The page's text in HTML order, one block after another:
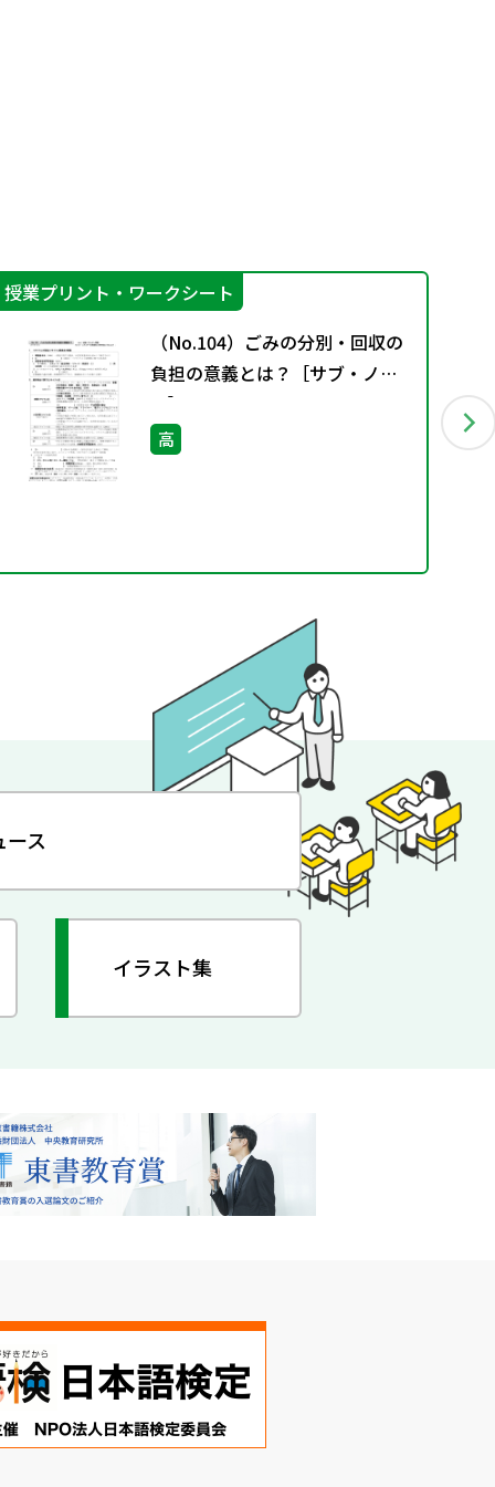
授業プリント・ワークシート
（No.104）ごみの分別・回収の
負担の意義とは？［サブ・ノー
ト］
高
ース
イラスト集